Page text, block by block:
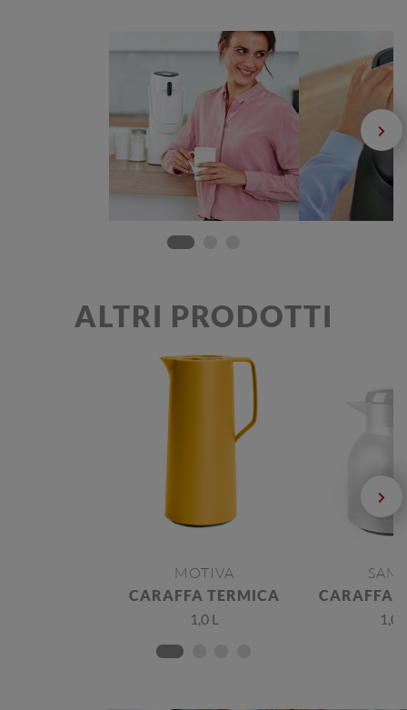
ALTRI PRODOTTI
MOTIVA
CARAFFA TERMICA
1,0 L
CARAFFA
1,0